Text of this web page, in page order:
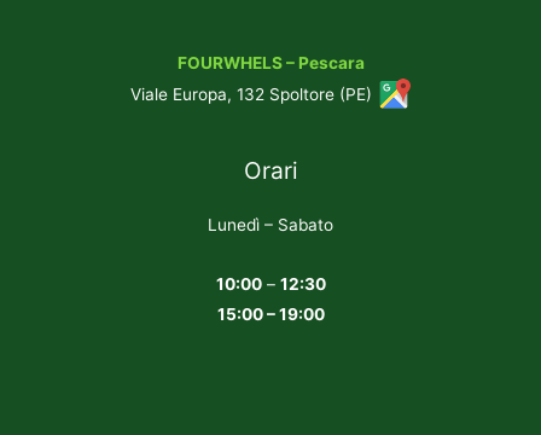
FOURWHELS – Pescara
Viale Europa, 132 Spoltore (PE)
Orari
Lunedì – Sabato
10:00– 12:30
15:00 – 19:00